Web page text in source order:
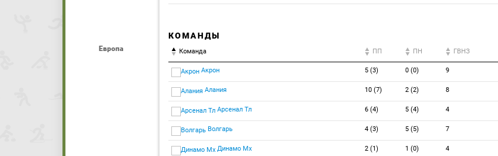
Европа
КОМАНДЫ
Команда ПП ПН ГВНЗ
Акрон 5 (3) 0 (0) 9
Алания 10 (7) 2 (2) 8
Арсенал Тл 6 (4) 5 (4) 4
Волгарь 4 (3) 5 (5) 7
Динамо Мх 2 (1) 1 (0) 4